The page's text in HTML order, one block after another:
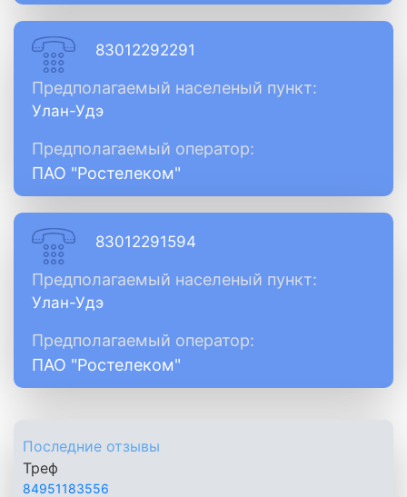
83012292291
Предполагаемый населеный пункт:
Улан-Удэ
Предполагаемый оператор:
ПАО "Ростелеком"
83012291594
Предполагаемый населеный пункт:
Улан-Удэ
Предполагаемый оператор:
ПАО "Ростелеком"
Последние отзывы
Треф
84951183556